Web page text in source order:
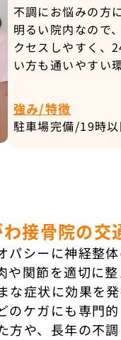
不調にお悩みの方
明るい院内なので
クセスしやすく、
い方も通いやすい
強み/特徴
駐車場完備/19時
接骨院の交
パシーに神経整
関節を適切に
な症状に効果を
ケガにも専門
や、長年の不